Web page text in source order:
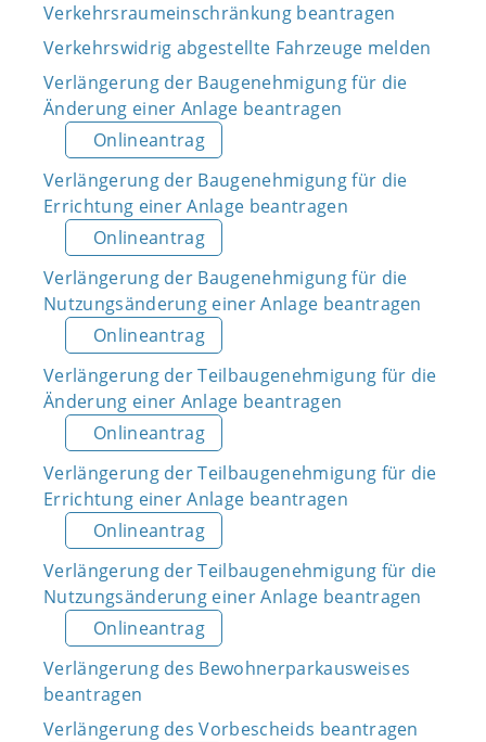
Verkehrsraumeinschränkung beantragen
Verkehrswidrig abgestellte Fahrzeuge melden
Verlängerung der Baugenehmigung für die
Änderung einer Anlage beantragen
Onlineantrag
Verlängerung der Baugenehmigung für die
Errichtung einer Anlage beantragen
Onlineantrag
Verlängerung der Baugenehmigung für die
Nutzungsänderung einer Anlage beantragen
Onlineantrag
Verlängerung der Teilbaugenehmigung für die
Änderung einer Anlage beantragen
Onlineantrag
Verlängerung der Teilbaugenehmigung für die
Errichtung einer Anlage beantragen
Onlineantrag
Verlängerung der Teilbaugenehmigung für die
Nutzungsänderung einer Anlage beantragen
Onlineantrag
Verlängerung des Bewohnerparkausweises
beantragen
Verlängerung des Vorbescheids beantragen